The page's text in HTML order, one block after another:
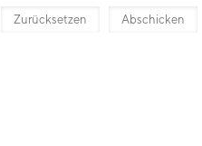
Zurücksetzen Abschicken